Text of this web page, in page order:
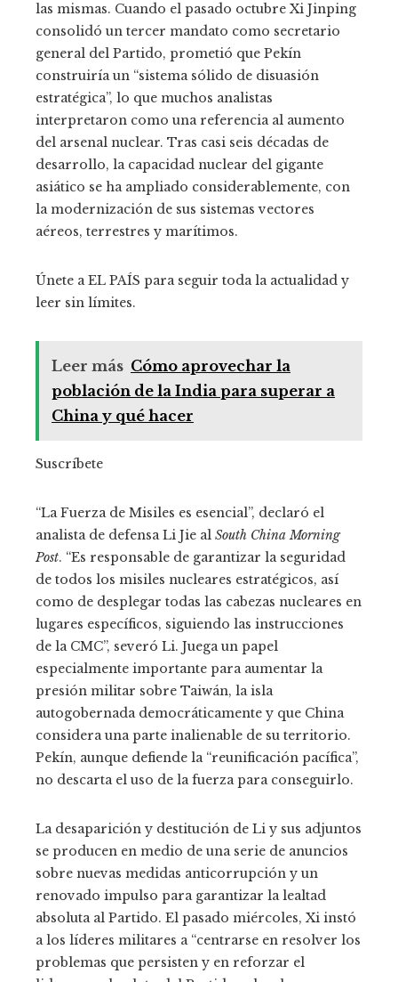
las mismas. Cuando el pasado octubre Xi Jinping
consolidó un tercer mandato como secretario
general del Partido, prometió que Pekín
construiría un “sistema sólido de disuasión
estratégica”, lo que muchos analistas
interpretaron como una referencia al aumento
del arsenal nuclear. Tras casi seis décadas de
desarrollo, la capacidad nuclear del gigante
asiático se ha ampliado considerablemente, con
la modernización de sus sistemas vectores
aéreos, terrestres y marítimos.
Únete a EL PAÍS para seguir toda la actualidad y
leer sin límites.
Leer más Cómo aprovechar la
población de la India para superar a
China y qué hacer
Suscríbete
“La Fuerza de Misiles es esencial”, declaró el
analista de defensa Li Jie al South China Morning
Post. “Es responsable de garantizar la seguridad
de todos los misiles nucleares estratégicos, así
como de desplegar todas las cabezas nucleares en
lugares específicos, siguiendo las instrucciones
de la CMC”, severó Li. Juega un papel
especialmente importante para aumentar la
presión militar sobre Taiwán, la isla
autogobernada democráticamente y que China
considera una parte inalienable de su territorio.
Pekín, aunque defiende la “reunificación pacífica”,
no descarta el uso de la fuerza para conseguirlo.
La desaparición y destitución de Li y sus adjuntos
se producen en medio de una serie de anuncios
sobre nuevas medidas anticorrupción y un
renovado impulso para garantizar la lealtad
absoluta al Partido. El pasado miércoles, Xi instó
a los líderes militares a “centrarse en resolver los
problemas que persisten y en reforzar el